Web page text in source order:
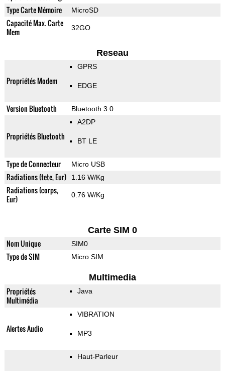
Type Carte Mémoire MicroSD
Capacité Max. Carte
Mem
32GO
Reseau
Propriétés Modem
GPRS
EDGE
Version Bluetooth Bluetooth 3.0
Propriétés Bluetooth
A2DP
BT LE
Type de Connecteur Micro USB
Radiations (tete, Eur) 1.16 W/Kg
Radiations (corps,
Eur)
0.76 W/Kg
Carte SIM 0
Nom Unique SIM0
Type de SIM Micro SIM
Multimedia
Propriétés
Multimédia
Java
Alertes Audio
VIBRATION
MP3
Haut-Parleur